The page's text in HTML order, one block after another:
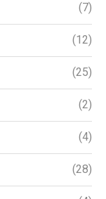
(7)
(12)
(25)
(2)
(4)
(28)